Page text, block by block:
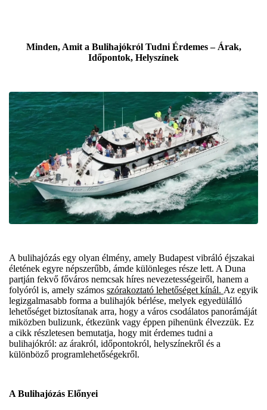
Minden, Amit a Bulihajókról Tudni Érdemes – Árak,
Időpontok, Helyszínek
A bulihajózás egy olyan élmény, amely Budapest vibráló éjszakai
életének egyre népszerűbb, ámde különleges része lett. A Duna
partján fekvő főváros nemcsak híres nevezetességeiről, hanem a
folyóról is, amely számos szórakoztató lehetőséget kínál. Az egyik
legizgalmasabb forma a bulihajók bérlése, melyek egyedülálló
lehetőséget biztosítanak arra, hogy a város csodálatos panorámáját
miközben bulizunk, étkezünk vagy éppen pihenünk élvezzük. Ez
a cikk részletesen bemutatja, hogy mit érdemes tudni a
bulihajókról: az árakról, időpontokról, helyszínekről és a
különböző programlehetőségekről.
A Bulihajózás Előnyei